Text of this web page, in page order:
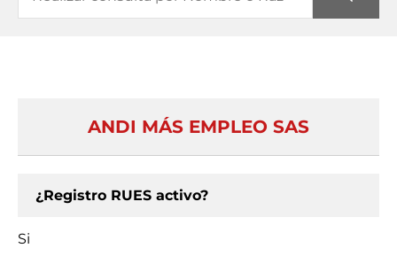
ANDI MÁS EMPLEO SAS
¿Registro RUES activo?
Si